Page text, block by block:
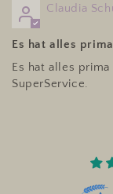
Claudia
Es hat alles
Es hat alles
SuperService.